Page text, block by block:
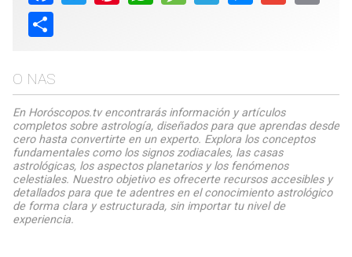
Share
O NAS
En Horóscopos.tv encontrarás información y artículos
completos sobre astrología, diseñados para que aprendas desde
cero hasta convertirte en un experto. Explora los conceptos
fundamentales como los signos zodiacales, las casas
astrológicas, los aspectos planetarios y los fenómenos
celestiales. Nuestro objetivo es ofrecerte recursos accesibles y
detallados para que te adentres en el conocimiento astrológico
de forma clara y estructurada, sin importar tu nivel de
experiencia.